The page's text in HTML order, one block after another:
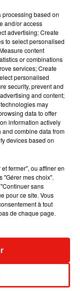
mondiale
based on
and/or access
advertising; Create
to select personalised
content
or combinations
services; Create
personalised
security, prevent and
and content;
may
data to offer
information actively
combine data from
devices based on
fermer", ou affiner en
"Gérer mes choix".
sans
pour ce site. Vous
à tout
de chaque page.